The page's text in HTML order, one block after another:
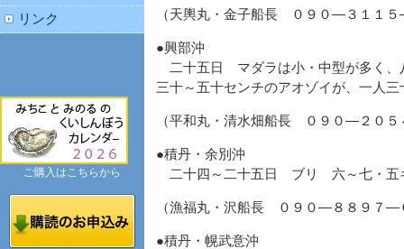
（天輿丸・金子船長 ０９０―３１１
●興部沖
二十五日 マダラは小・中型が多く、
三十～五十センチのアオゾイが、一人
（平和丸・清水畑船長 ０９０―２０
●積丹・余別沖
二十四～二十五日 ブリ 六～七・五
（漁福丸・沢船長 ０９０―８８９７―
●積丹・幌武意沖
リンク
ご購入はこちらから